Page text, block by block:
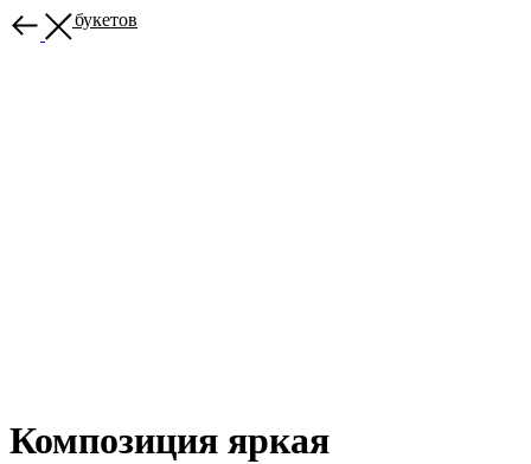
Больше букетов
Композиция яркая